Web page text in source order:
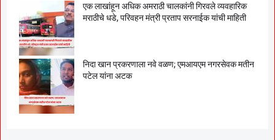
एक लाखांहून अधिक अमराठी चालकांनी गिरवले व्यवहारिक
मराठीचे धडे, परिवहन मंत्री प्रताप सरनाईक यांची माहिती
निदा खान प्रकरणाला नवे वळण; एमआयएम नगरसेवक मतीन
पटेल यांना अटक